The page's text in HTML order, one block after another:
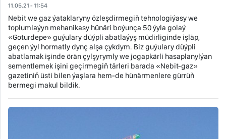
11.05.21 - 11:54
Nebit we gaz ýataklaryny özleşdirmegiň tehnologiýasy we
toplumlaýyn mehanikasy hünäri boýunça 50 ýyla golaý
«Goturdepe» guýulary düýpli abatlaýyş müdirliginde işläp,
geçen ýyl hormatly dynç alşa çykdym. Biz guýulary düýpli
abatlamak işinde örän çylşyrymly we jogapkärli hasaplanylýan
sementlemek işini geçirmegiň tärleri barada «Nebit-gaz»
gazetiniň üsti bilen ýaşlara hem-de hünärmenlere gürrüň
bermegi makul bildik.